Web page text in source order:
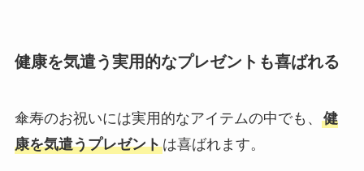
健康を気遣う実用的なプレゼントも喜ばれる
傘寿のお祝いには実用的なアイテムの中でも、 健
康を気遣うプレゼントは喜ばれます。